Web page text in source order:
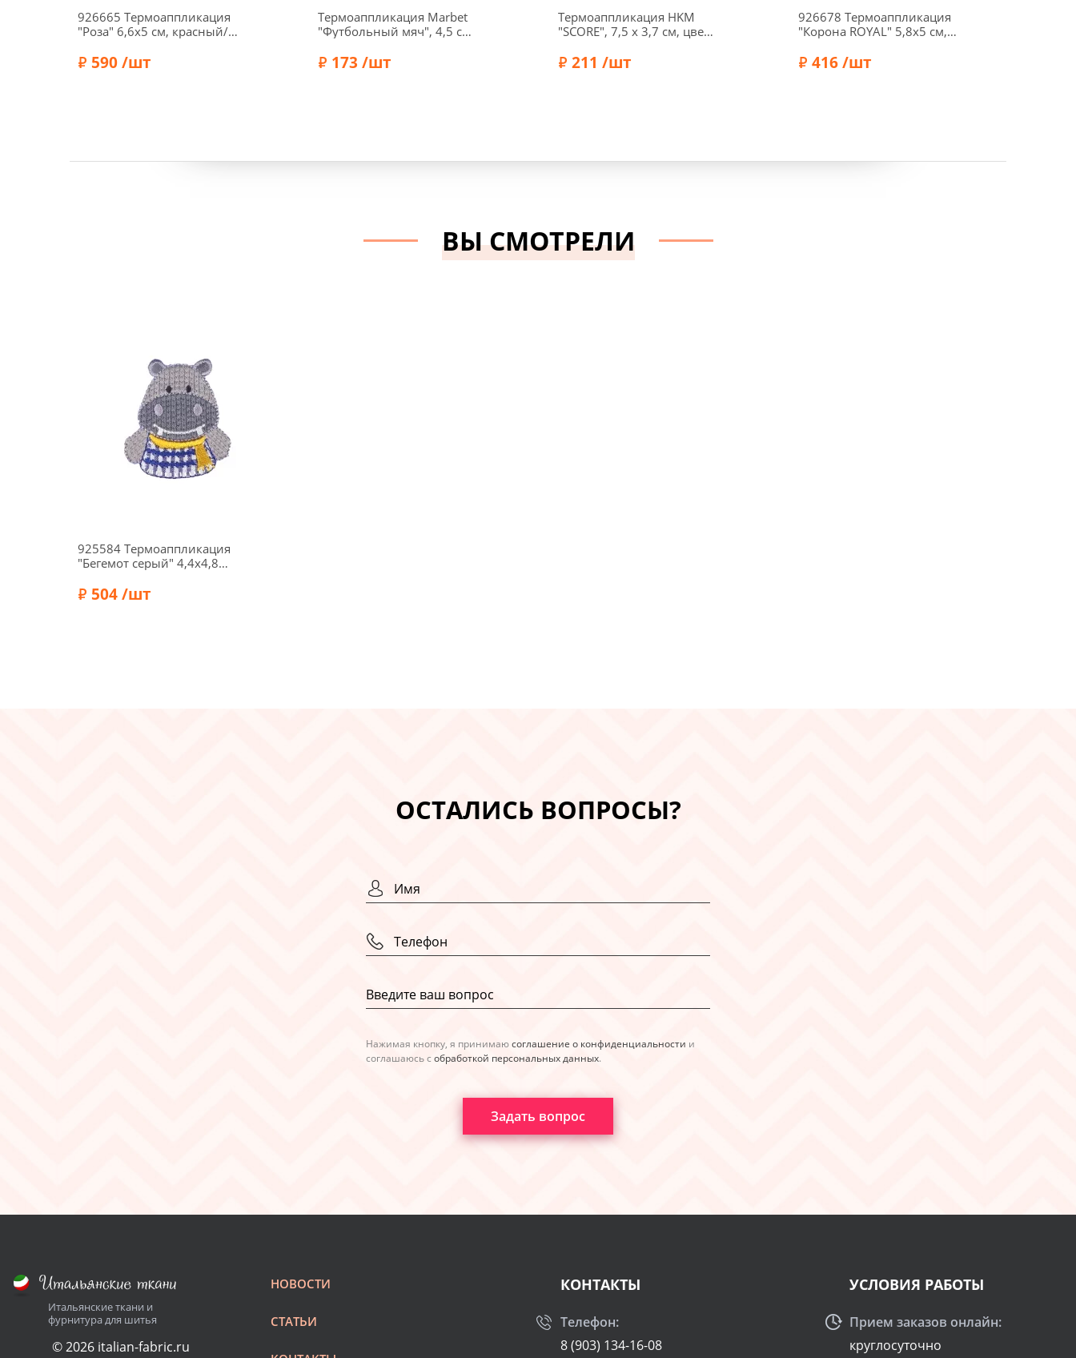
926665 Термоаппликация
"Роза" 6,6х5 см, красный/
590 /шт
Термоаппликация Marbet
"Футбольный мяч", 4,5 см,
173 /шт
Термоаппликация HKM
"SCORE", 7,5 х 3,7 см, цвет
211 /шт
926678 Термоаппликация
"Корона ROYAL" 5,8х5 см,
красный, Prym
416 /шт
Бренд: Prym
ВЫ СМОТРЕЛИ
925584 Термоаппликация
"Бегемот серый" 4,4х4,8
504 /шт
ОСТАЛИСЬ ВОПРОСЫ?
Нажимая кнопку, я принимаюсоглашение о конфиденциальности и
соглашаюсь с обработкой персональных данных.
Задать вопрос
Итальянские ткани и
фурнитура для шитья
© 2026 italian-fabric.ru
НОВОСТИ
СТАТЬИ
КОНТАКТЫ
Телефон:
8 (903) 134-16-08
УСЛОВИЯ РАБОТЫ
Прием заказов онлайн:
круглосуточно